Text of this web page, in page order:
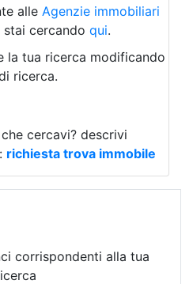
alle Agenzie immobiliari
cercando qui.
la tua ricerca modificando
ricerca.
cercavi? descrivi
richiesta trova immobile
corrispondenti alla tua